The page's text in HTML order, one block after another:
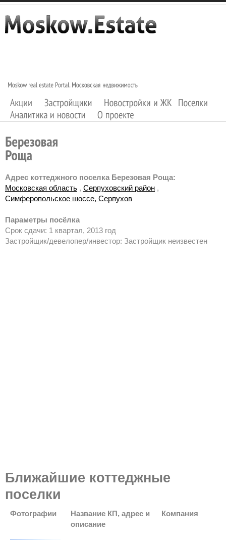
Адрес коттеджного поселка Березовая Роща:
Московская область , Серпуховский район ,
Симферопольское шоссе, Серпухов
Параметры посёлка
Срок сдачи: 1 квартал, 2013 год
Застройщик/девелопер/инвестор: Застройщик неизвестен
Ближайшие коттеджные
поселки
Фотографии
Название КП, адрес и
описание
Компания